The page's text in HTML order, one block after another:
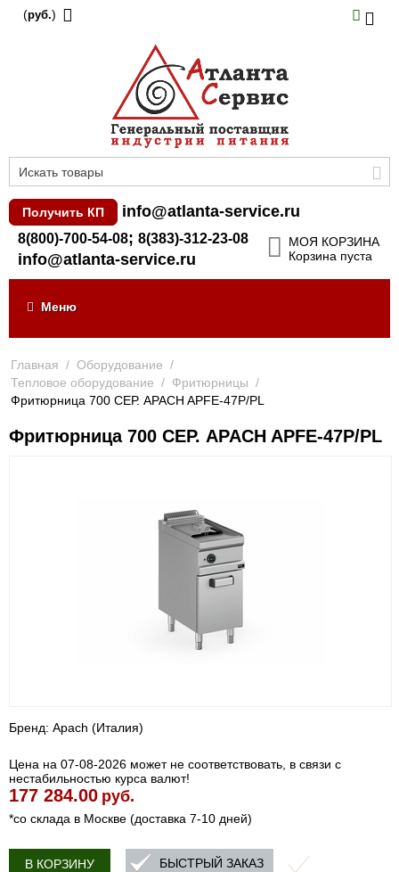
(руб.)
Получить КП info@atlanta-service.ru
8(800)-700-54-08; 8(383)-312-23-08
info@atlanta-service.ru
МОЯ КОРЗИНА
Корзина пуста
Меню
Главная / Оборудование /
Тепловое оборудование / Фритюрницы /
Фритюрница 700 СЕР. APACH APFE-47P/PL
Фритюрница 700 СЕР. APACH APFE-47P/PL
Бренд: Apach (Италия)
Цена на 07-08-2026 может не соответствовать, в связи с
нестабильностью курса валют!
177 284.00 руб.
*со склада в Москве (доставка 7-10 дней)
В КОРЗИНУ БЫСТРЫЙ ЗАКАЗ